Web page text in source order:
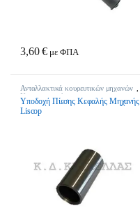
3,60€ με ΦΠΑ
Ανταλλακτικά κουρευτικών μηχανών
Κτηνοτροφικά
Υποδοχή Πίεσης Κεφαλής Μηχανής
Liscop